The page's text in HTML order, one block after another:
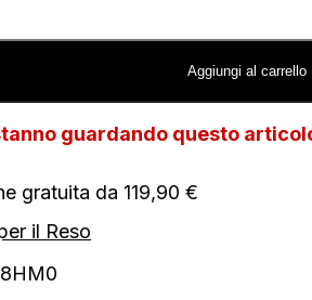
Aggiungi al carrello
guardando questo
gratuita da 119,90 €
il Reso